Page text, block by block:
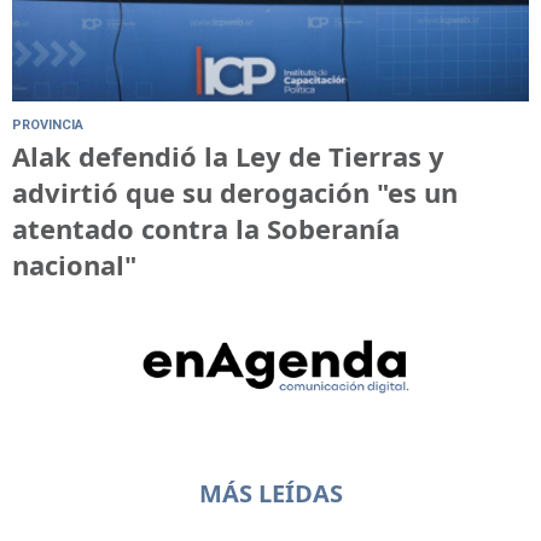
PROVINCIA
Alak defendió la Ley de Tierras y
advirtió que su derogación "es un
atentado contra la Soberanía
nacional"
MÁS LEÍDAS